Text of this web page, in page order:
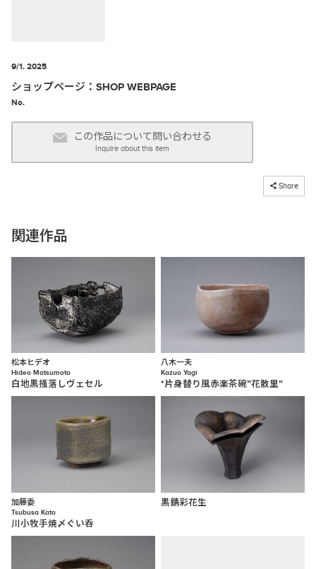
9/1. 2025
ショップページ：SHOP WEBPAGE
No.
この作品について問い合わせる
Inquire about this item
Share
コピーしました
関連作品
松本ヒデオ
Hideo Matsumoto
白地黒掻落しヴェセル
八木一夫
Kazuo Yagi
*片身替り風赤楽茶碗”花散里”
加藤委
Tsubusa Kato
川小牧手焼〆ぐい呑
黒錆彩花生